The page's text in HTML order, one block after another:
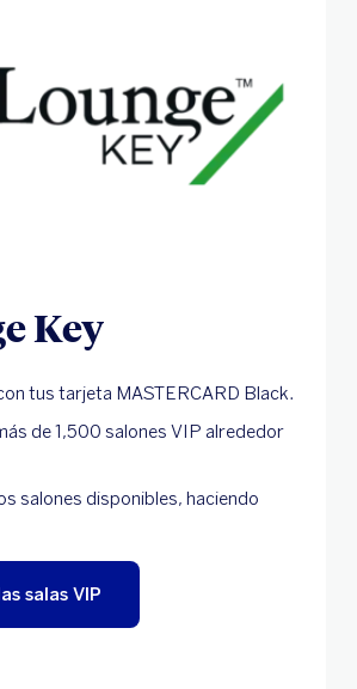
Key
tus tarjeta MASTERCARD Black.
de 1,500 salones VIP alrededor
salones disponibles, haciendo
salas VIP